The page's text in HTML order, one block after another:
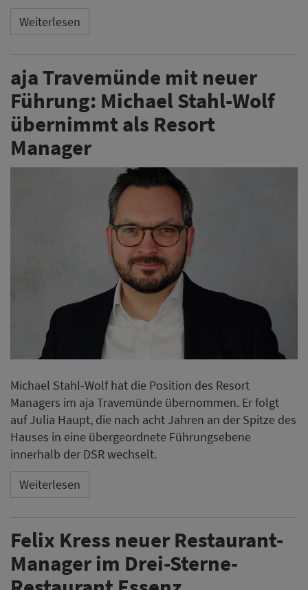
Weiterlesen
aja Travemünde mit neuer
Führung: Michael Stahl-Wolf
übernimmt als Resort
Manager
Michael Stahl-Wolf hat die Position des Resort
Managers im aja Travemünde übernommen. Er folgt
auf Julia Haupt, die nach acht Jahren an der Spitze des
Hauses in eine übergeordnete Führungsebene
innerhalb der DSR wechselt.
Weiterlesen
Felix Kress neuer Restaurant-
Manager im Drei-Sterne-